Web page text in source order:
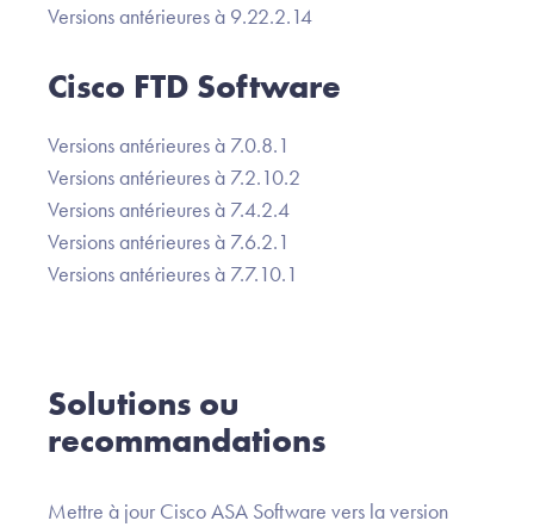
Versions antérieures à 9.22.2.14
Cisco FTD Software
Versions antérieures à 7.0.8.1
Versions antérieures à 7.2.10.2
Versions antérieures à 7.4.2.4
Versions antérieures à 7.6.2.1
Versions antérieures à 7.7.10.1
Solutions ou
recommandations
Mettre à jour Cisco ASA Software vers la version